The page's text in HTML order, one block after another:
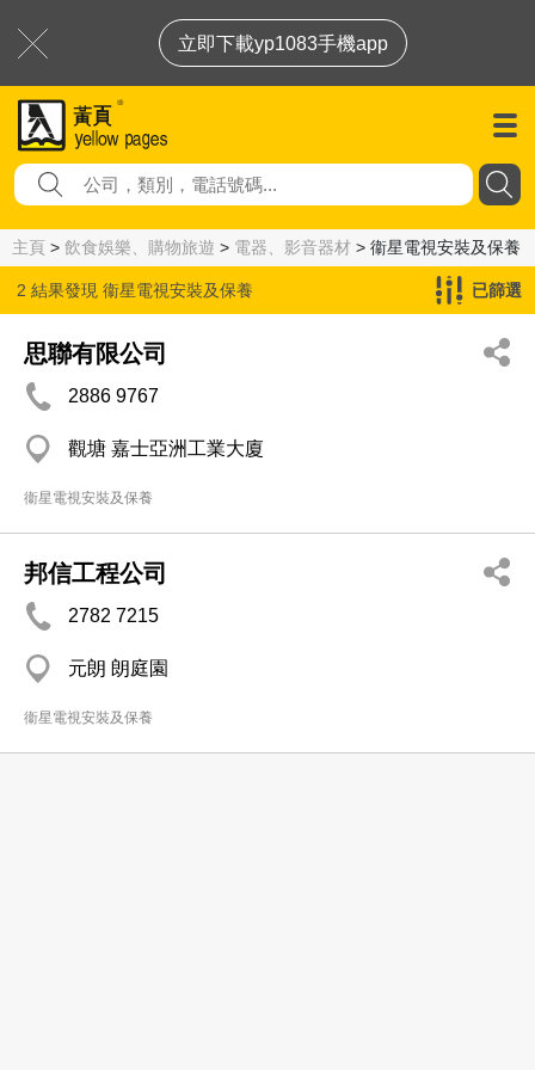
立即下載yp1083手機app
主頁 > 飲食娛樂、購物旅遊 > 電器、影音器材 > 衞星電視安裝及保養
2 結果發現 衞星電視安裝及保養 已篩選
思聯有限公司
2886 9767
觀塘 嘉士亞洲工業大廈
衞星電視安裝及保養
邦信工程公司
2782 7215
元朗 朗庭園
衞星電視安裝及保養